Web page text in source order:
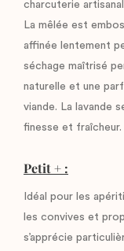
charcuterie
La mêlée est
affinée lentement
séchage maîtrisé
naturelle et une
viande. La lavande
finesse et fraîcheur.
Petit + :
Idéal pour les
les convives et
s’apprécie